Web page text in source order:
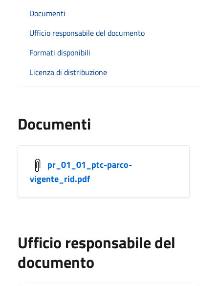
Documenti
Ufficio responsabile del documento
Formati disponibili
Licenza di distribuzione
Documenti
pr_01_01_ptc-parco-
vigente_rid.pdf
Ufficio responsabile del
documento